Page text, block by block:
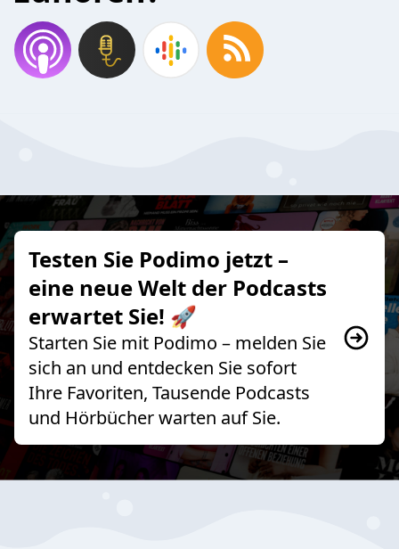
Testen Sie Podimo jetzt –
eine neue Welt der Podcasts
erwartet Sie! 🚀
Starten Sie mit Podimo – melden Sie
sich an und entdecken Sie sofort
Ihre Favoriten, Tausende Podcasts
und Hörbücher warten auf Sie.